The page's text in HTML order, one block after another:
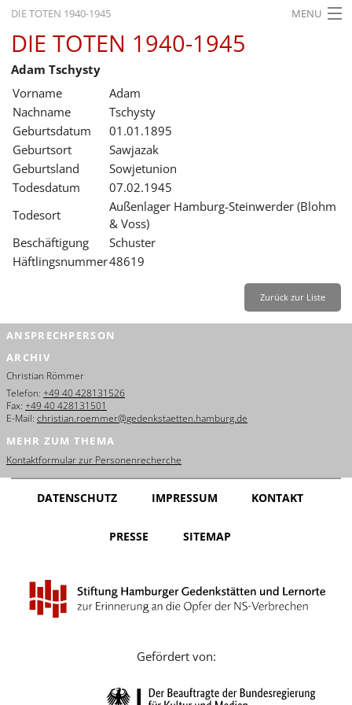
DIE TOTEN 1940-1945 MENU
STARTSEITE
AKTUELLES
AUSSTELLUNGEN
GESCHICHTE
BILDUNG
SERVICE
Deutsch Zurück
Deutsch
Français
Dansk
Español
Italiano
Português
Yкраїнський
Русский
Gebärdensprache
DIE TOTEN 1940-1945
Adam Tschysty
Vorname
Adam
Nachname
Tschysty
Geburtsdatum
01.01.1895
Geburtsort
Sawjazak
Geburtsland
Sowjetunion
Todesdatum
07.02.1945
Todesort
Außenlager Hamburg-Steinwerder (Blohm
& Voss)
Beschäftigung
Schuster
Häftlingsnummer48619
Zurück zur Liste
ANSPRECHPERSON
ARCHIV
Christian Römmer
Telefon: +49 40 428131526
Fax: +49 40 428131501
E-Mail: christian.roemmer@gedenkstaetten.hamburg.de
MEHR ZUM THEMA
Kontaktformular zur Personenrecherche
DATENSCHUTZ IMPRESSUM KONTAKT
PRESSE SITEMAP
Gefördert von: